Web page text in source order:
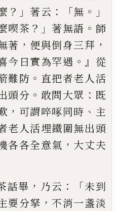
？」著云 ：「無 。」
喫茶 ？」著無語 。 師
著 ， 便與倒身三拜 ，
今日實為罕遇 。』 從
難防 。 直把者老人活
頭分 。 敢問大眾 ： 既
， 可謂啐啄同時 、 主
老人活埋鐵圍無出頭
各各全意氣 ， 大丈夫
話畢 ， 乃云 ：「未到
要分拏 ，不消一盞淡